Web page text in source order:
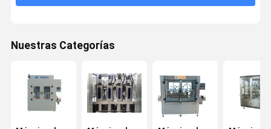
Hogar Productos
Sobre
Nosotros
Viaje De La
Fábrica
Nuestras Categorías